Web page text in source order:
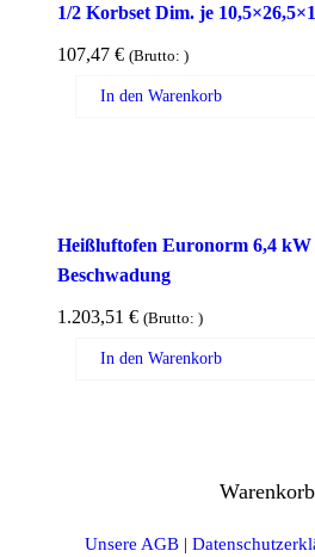
1/2 Korbset Dim. je
107,47 € (Brutto: )
In den Warenkorb
Heißluftofen Euronorm 6,4
Beschwadung
1.203,51 € (Brutto: )
In den Warenkorb
Warenkorb
Unsere AGB|